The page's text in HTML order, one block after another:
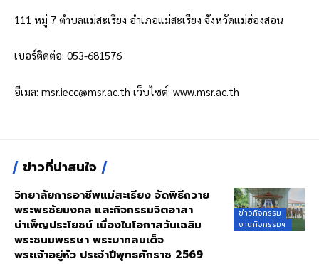
111 หมู่ 7 ตำบลแม่สะเรียง อำเภอแม่สะเรียง จังหวัดแม่ฮ่องสอน
เบอร์ติดต่อ: 053-681576
อีเมล: msr.iecc@msr.ac.th เว็บไซต์: www.msr.ac.th
ข่าวที่น่าสนใจ
ข่าวกิจกรรม
งานกิจกรรมฯ
วิทยาลัยการอาชีพแม่สะเรียง จัดพิธีถวาย
พระพรชัยมงคล และกิจกรรมจิตอาสา
บำเพ็ญประโยชน์ เนื่องในโอกาสวันเฉลิม
พระชนมพรรษา พระบาทสมเด็จ
พระเจ้าอยู่หัว ประจำปีพุทธศักราช 2569